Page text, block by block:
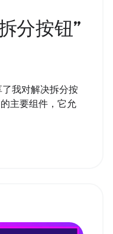
分按钮”
我对解决拆分按
主要组件，它允